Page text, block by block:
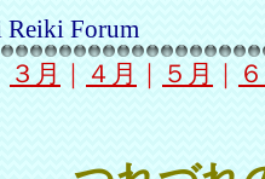
Reiki Forum
３月 ｜ ４月 ｜ ５月 ｜